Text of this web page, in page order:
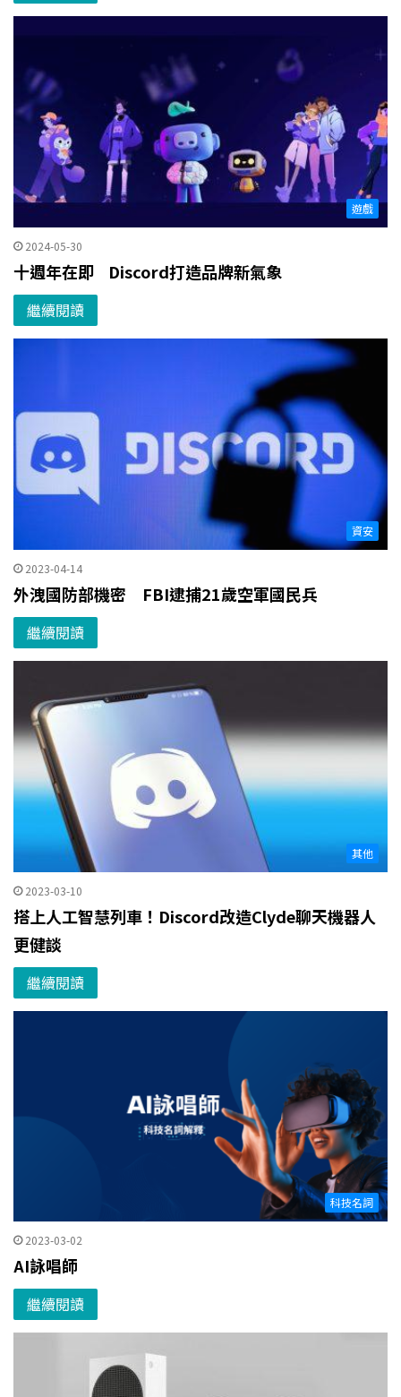
遊戲
2024-05-30
十週年在即 Discord打造品牌新氣象
繼續閱讀
資安
2023-04-14
外洩國防部機密 FBI逮捕21歲空軍國民兵
繼續閱讀
其他
2023-03-10
搭上人工智慧列車！Discord改造Clyde聊天機器人
更健談
繼續閱讀
科技名詞
2023-03-02
AI詠唱師
繼續閱讀